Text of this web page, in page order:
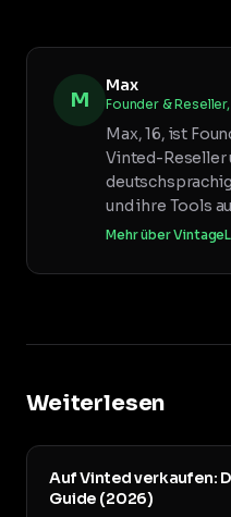
M
Max
Founder &
Max, 16, ist
Vinted-Reseller
und ihre Tools
Mehr über
Weiterlesen
Auf Vinted verkaufen:
Guide (2026)